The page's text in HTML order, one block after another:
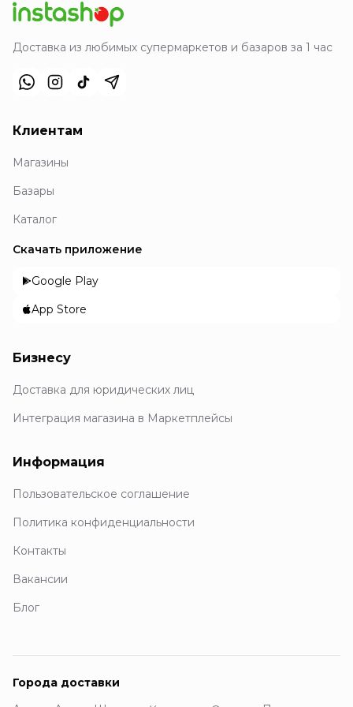
Доставка из любимых супермаркетов и базаров за 1 час
Клиентам
Магазины
Базары
Каталог
Скачать приложение
Google Play
App Store
Бизнесу
Доставка для юридических лиц
Интеграция магазина в Маркетплейсы
Информация
Пользовательское соглашение
Политика конфиденциальности
Контакты
Вакансии
Блог
Города доставки